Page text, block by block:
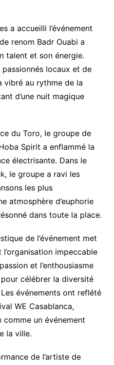
a accueilli l’événement
renom Badr Ouabi a
talent et son énergie.
passionnés locaux et de
vibré au rythme de la
d’une nuit magique
du Toro, le groupe de
Spirit a enflammé la
électrisante. Dans le
le groupe a ravi les
les plus
atmosphère d’euphorie
dans toute la place.
de l’événement met
impeccable
et l’enthousiasme
célébrer la diversité
événements ont reflété
WE Casablanca,
un événement
la ville.
de l’artiste de